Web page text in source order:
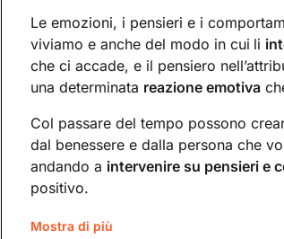
Le emozioni, i pensieri e i
viviamo e anche del modo in cui li
che ci accade, e il pensiero
una determinata reazione emotiva
Col passare del tempo possono
dal benessere e dalla persona che
andando a intervenire su pensieri e
positivo.
Nei nostri incontri andremo prima di
Mostra di più